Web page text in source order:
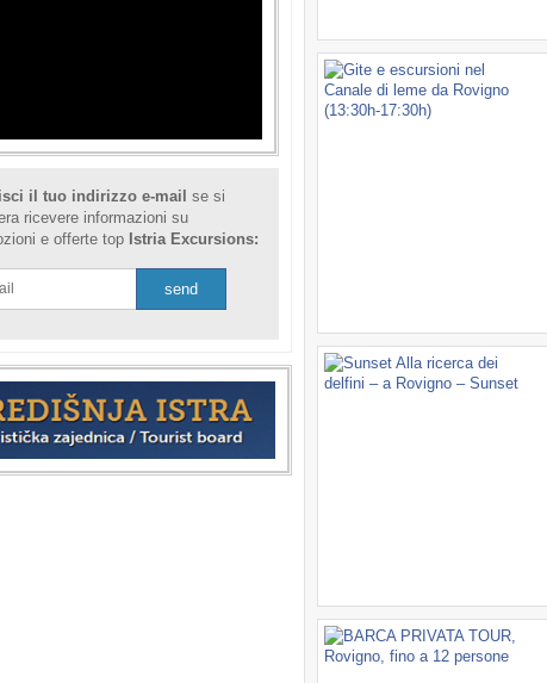
il tuo indirizzo e-mail se si
ricevere informazioni su
e offerte top Istria Excursions: